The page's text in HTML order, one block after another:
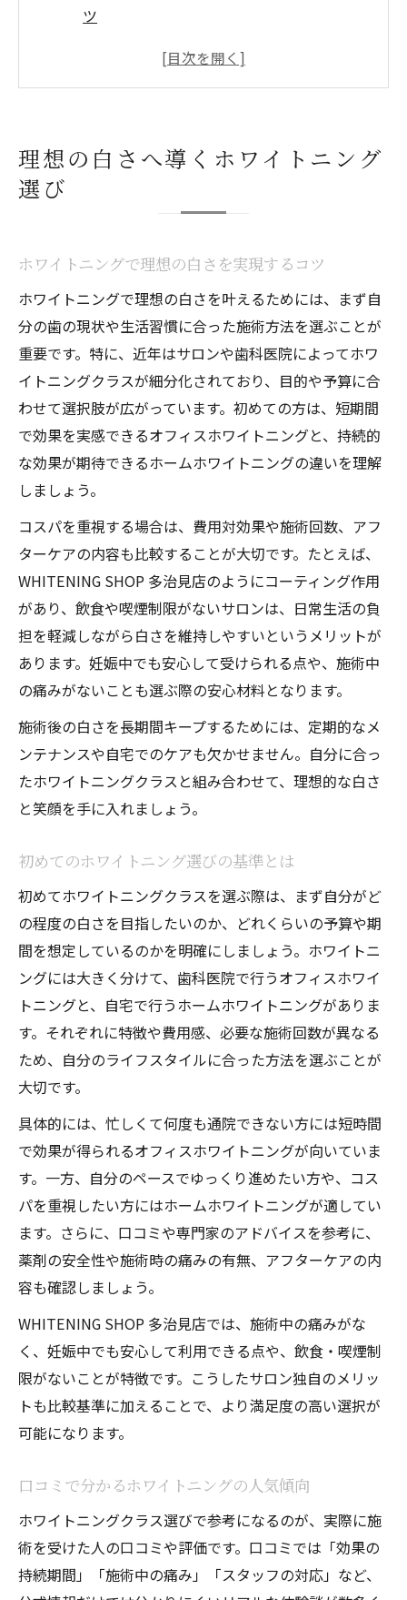
ツ
初めてのホワイトニング選びの基準とは
自分に最適なホワイトニング方法の比較
ホワイトニング各方法のメリットと注意点
口コミで評判のホワイトニング比較ポイン
ト
ホワイトニング選びで重視すべき要素
自宅ケアとサロン施術の使い分け方
費用と効果から見たホワイトニングの魅力
ホワイトニングの費用相場と安く抑えるコ
ツ
効果を最大化するホワイトニングの選び方
値段と口コミから分かるホワイトニング事
情
ホワイトニングのコスパを重視する理由
ホワイトニングで満足度を高める工夫
ホワイトニングの選択肢を徹底解説
ホワイトニングの主要カテゴリーごとの特
人気のホワイトニング方法を比較紹介
セルフとプロのホワイトニングの違いとは
沖縄で選ばれるホワイトニングの傾向
コスパを重視したホワイトニング入門
コスパ重視で選ぶホワイトニング入門法
ホワイトニングを安く始めるポイント解説
口コミで人気のコスパ重視ホワイトニング
低予算でも満足できるホワイトニング手法
ホワイトニングの費用対効果を実感する方
法
安心して通えるホワイトニングのポイント
痛みや制限なしで受けられるホワイトニン
グ
ホワイトニングで安全性を重視する理由
口コミで信頼されるホワイトニングの特徴
お子様連れでも安心のホワイトニング利用
法
理想の白さへ導くホワイトニング
選び
ホワイトニングで理想の白さを実現するコツ
ホワイトニングで理想の白さを叶えるためには、まず自
分の歯の現状や生活習慣に合った施術方法を選ぶことが
重要です。特に、近年はサロンや歯科医院によってホワ
イトニングクラスが細分化されており、目的や予算に合
わせて選択肢が広がっています。初めての方は、短期間
で効果を実感できるオフィスホワイトニングと、持続的
な効果が期待できるホームホワイトニングの違いを理解
しましょう。
コスパを重視する場合は、費用対効果や施術回数、アフ
ターケアの内容も比較することが大切です。たとえば、
WHITENING SHOP 多治見店のようにコーティング作用
があり、飲食や喫煙制限がないサロンは、日常生活の負
担を軽減しながら白さを維持しやすいというメリットが
あります。妊娠中でも安心して受けられる点や、施術中
の痛みがないことも選ぶ際の安心材料となります。
施術後の白さを長期間キープするためには、定期的なメ
ンテナンスや自宅でのケアも欠かせません。自分に合っ
たホワイトニングクラスと組み合わせて、理想的な白さ
と笑顔を手に入れましょう。
初めてのホワイトニング選びの基準とは
初めてホワイトニングクラスを選ぶ際は、まず自分がど
の程度の白さを目指したいのか、どれくらいの予算や期
間を想定しているのかを明確にしましょう。ホワイトニ
ングには大きく分けて、歯科医院で行うオフィスホワイ
トニングと、自宅で行うホームホワイトニングがありま
す。それぞれに特徴や費用感、必要な施術回数が異なる
ため、自分のライフスタイルに合った方法を選ぶことが
大切です。
具体的には、忙しくて何度も通院できない方には短時間
で効果が得られるオフィスホワイトニングが向いていま
す。一方、自分のペースでゆっくり進めたい方や、コス
パを重視したい方にはホームホワイトニングが適してい
ます。さらに、口コミや専門家のアドバイスを参考に、
薬剤の安全性や施術時の痛みの有無、アフターケアの内
容も確認しましょう。
WHITENING SHOP 多治見店では、施術中の痛みがな
く、妊娠中でも安心して利用できる点や、飲食・喫煙制
限がないことが特徴です。こうしたサロン独自のメリッ
トも比較基準に加えることで、より満足度の高い選択が
可能になります。
口コミで分かるホワイトニングの人気傾向
ホワイトニングクラス選びで参考になるのが、実際に施
術を受けた人の口コミや評価です。口コミでは「効果の
持続期間」「施術中の痛み」「スタッフの対応」など、